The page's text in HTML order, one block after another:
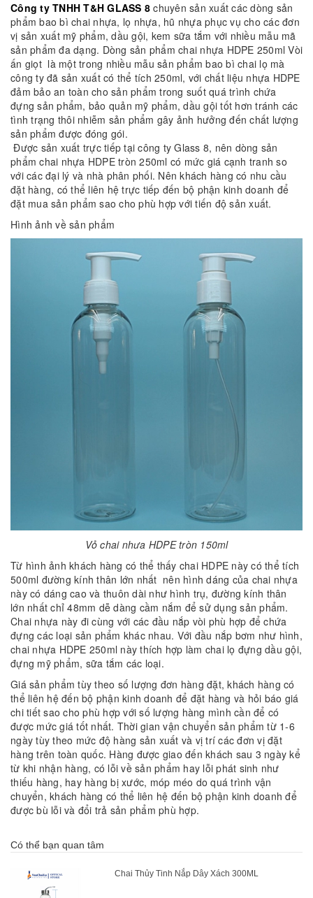
Công ty TNHH T&H GLASS 8 chuyên sản xuất các dòng sản
phẩm bao bì chai nhựa, lọ nhựa, hũ nhựa phục vụ cho các đơn
vị sản xuất mỹ phẩm, dầu gội, kem sữa tắm với nhiều mẫu mã
sản phẩm đa dạng. Dòng sản phẩm chai nhựa HDPE 250ml Vòi
ấn giọt là một trong nhiều mẫu sản phẩm bao bì chai lọ mà
công ty đã sản xuất có thể tích 250ml, với chất liệu nhựa HDPE
đảm bảo an toàn cho sản phẩm trong suốt quá trình chứa
đựng sản phẩm, bảo quản mỹ phẩm, dầu gội tốt hơn tránh các
tình trạng thôi nhiễm sản phẩm gây ảnh hưởng đến chất lượng
sản phẩm được đóng gói.
Được sản xuất trực tiếp tại công ty Glass 8, nên dòng sản
phẩm chai nhựa HDPE tròn 250ml có mức giá cạnh tranh so
với các đại lý và nhà phân phối. Nên khách hàng có nhu cầu
đặt hàng, có thể liên hệ trực tiếp đến bộ phận kinh doanh để
đặt mua sản phẩm sao cho phù hợp với tiến độ sản xuất.
Hình ảnh về sản phẩm
Vỏ chai nhưa HDPE tròn 150ml
Từ hình ảnh khách hàng có thể thấy chai HDPE này có thể tích
500ml đường kính thân lớn nhất nên hình dáng của chai nhựa
này có dáng cao và thuôn dài như hình trụ, đường kính thân
lớn nhất chỉ 48mm dễ dàng cầm nắm để sử dụng sản phẩm.
Chai nhựa này đi cùng với các đầu nắp vòi phù hợp để chứa
đựng các loại sản phẩm khác nhau. Với đầu nắp bơm như hình,
chai nhựa HDPE 250ml này thích hợp làm chai lọ đựng dầu gội,
đựng mỹ phẩm, sữa tắm các loại.
Giá sản phẩm tùy theo số lượng đơn hàng đặt, khách hàng có
thể liên hệ đến bộ phận kinh doanh để đặt hàng và hỏi báo giá
chi tiết sao cho phù hợp với số lượng hàng mình cần để có
được mức giá tốt nhất. Thời gian vận chuyển sản phẩm từ 1-6
ngày tùy theo mức độ hàng sản xuất và vị trí các đơn vị đặt
hàng trên toàn quốc. Hàng được giao đến khách sau 3 ngày kể
từ khi nhận hàng, có lỗi về sản phẩm hay lỗi phát sinh như
thiếu hàng, hay hàng bị xước, móp méo do quá trình vận
chuyển, khách hàng có thể liên hệ đến bộ phận kinh doanh để
được bù lỗi và đổi trả sản phẩm phù hợp.
Có thể bạn quan tâm
Chai Thủy Tinh Nắp Dây Xách 300ML